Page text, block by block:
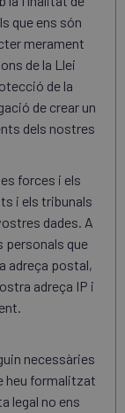
que ens són
merament
de la Llei
de la
de crear un
dels nostres
forces i els
i els tribunals
dades. A
personals que
adreça postal,
adreça IP i
necessàries
heu formalitzat
legal no ens